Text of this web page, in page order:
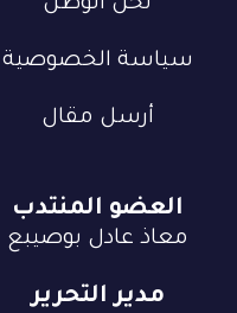
نحن الوطن
سياسة الخصوصية
أرسل مقال
العضو المنتدب
معاذ عادل بوصيبع
مدير التحرير